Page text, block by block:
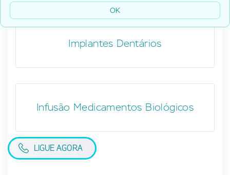
LIGUE AGORA
OK
Implantes Dentários
Infusão Medicamentos Biológicos